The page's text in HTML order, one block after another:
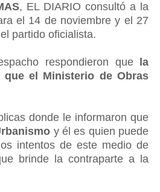
, EL DIARIO consultó a la
el 14 de noviembre y el 27
partido oficialista.
respondieron que
la
el Ministerio de Obras
donde le informaron que
y él es quien puede
intentos de este medio de
brinde la contraparte a la